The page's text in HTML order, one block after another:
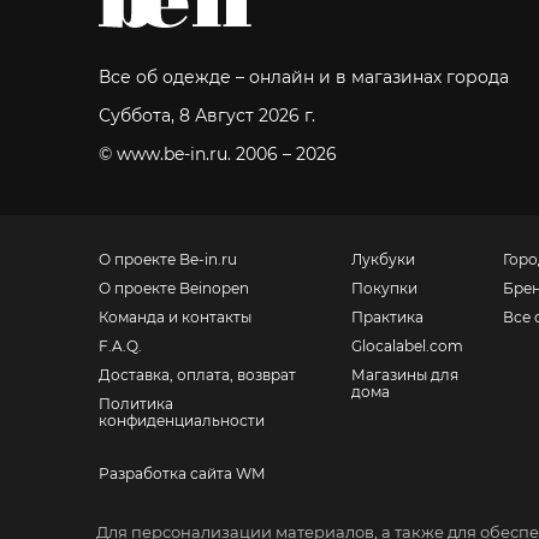
Для персонализации материалов, а также для
Все об одежде – онлайн и в магазинах города
Суббота, 8 Август 2026 г.
© www.be-in.ru. 2006 – 2026
О проекте Be-in.ru
О проекте Beinopen
Команда и контакты
F.A.Q.
Доставка, оплата, возврат
Политика
конфиденциальности
Лукбуки
Покупки
Практика
Glocalabel.com
Магазины для
дома
Все
Разработка сайта WM
Санкт-Петербург, Невский пр., 139